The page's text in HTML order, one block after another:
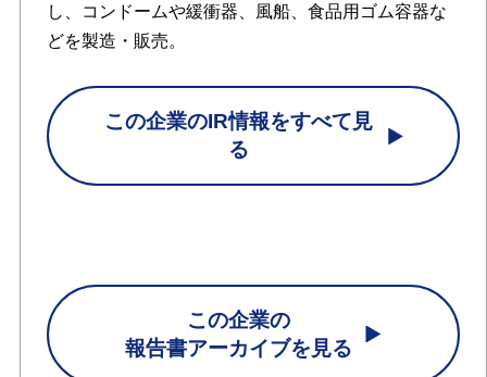
し、コンドームや緩衝器、風船、食品用ゴム容器な
どを製造・販売。
この企業のIR情報をすべて見
る
この企業の
報告書アーカイブを見る